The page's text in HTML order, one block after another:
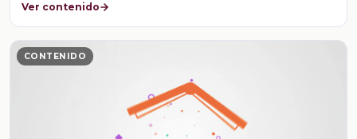
Ver contenido
CONTENIDO